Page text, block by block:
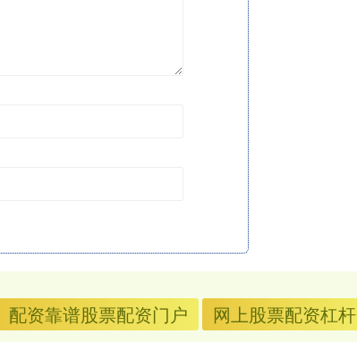
配资靠谱股票配资门户 网上股票配资杠杆